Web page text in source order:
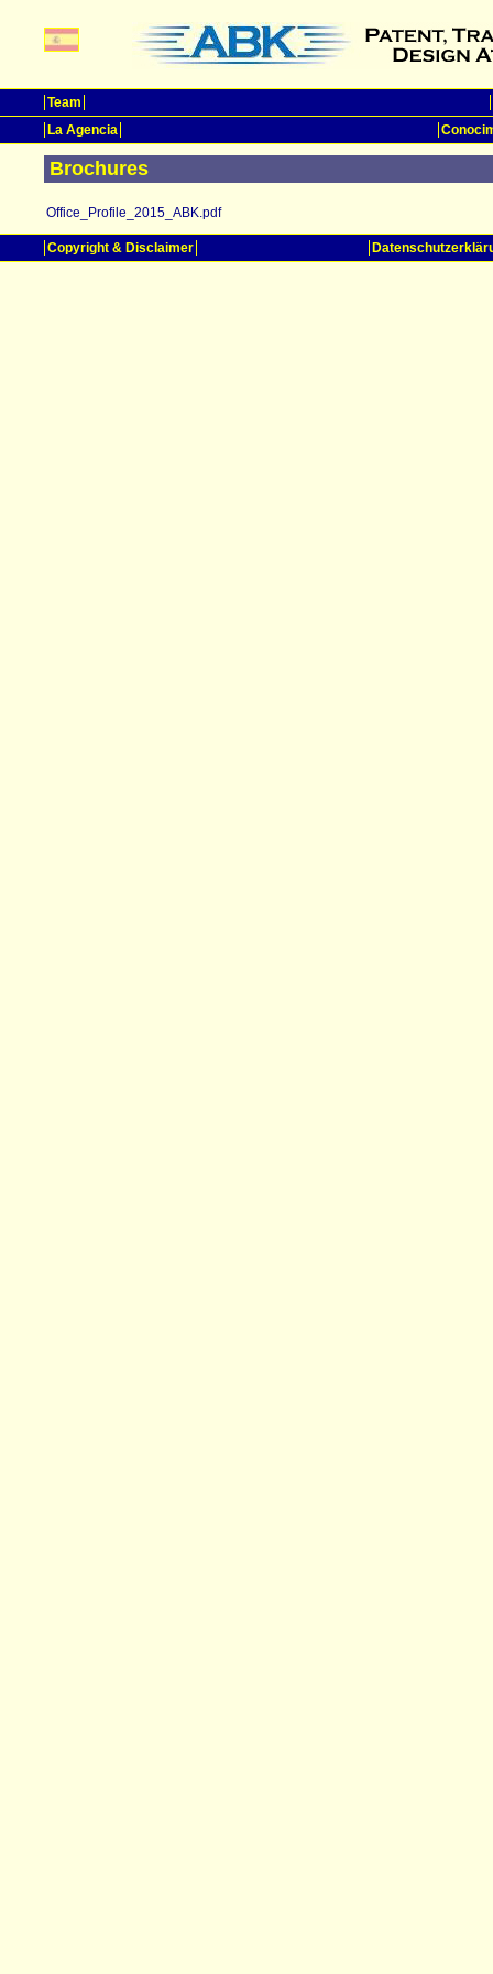
Team
La Agencia
Brochures
Office_Profile_2015_ABK.pdf
Copyright & Disclaimer